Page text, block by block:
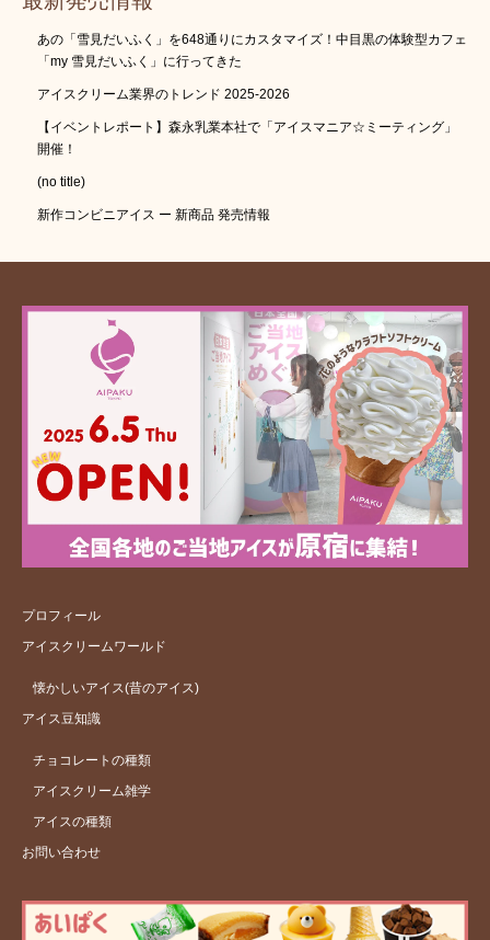
あの「雪見だいふく」を648通りにカスタマイズ！中目黒の体験型カフェ
「my 雪見だいふく」に行ってきた
アイスクリーム業界のトレンド 2025-2026
【イベントレポート】森永乳業本社で「アイスマニア☆ミーティング」
開催！
(no title)
新作コンビニアイス ー 新商品 発売情報
プロフィール
アイスクリームワールド
懐かしいアイス(昔のアイス)
アイス豆知識
チョコレートの種類
アイスクリーム雑学
アイスの種類
お問い合わせ